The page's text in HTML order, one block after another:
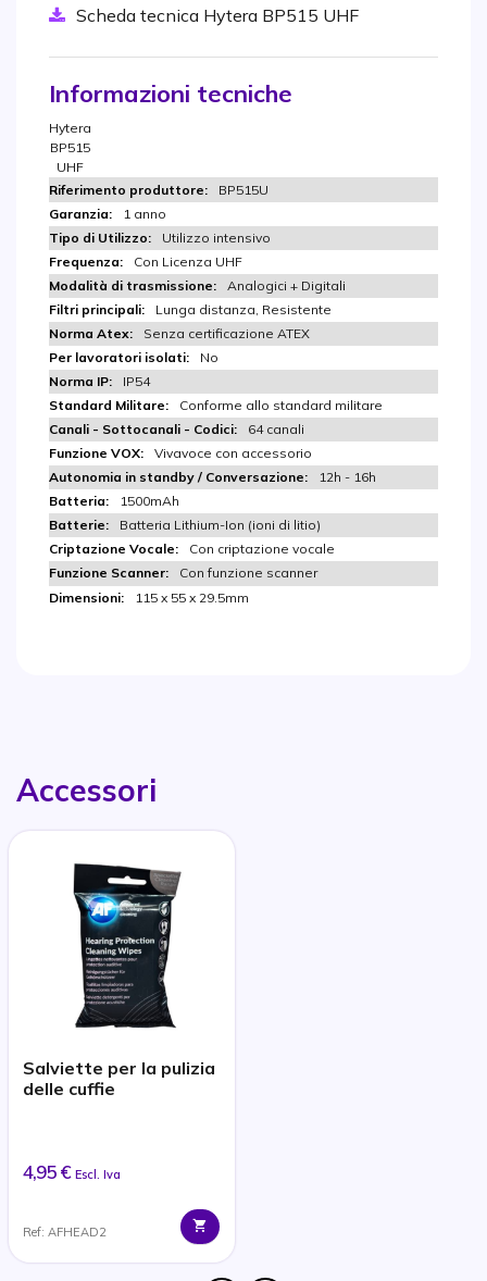
Scheda tecnica Hytera BP515 UHF
Informazioni tecniche
Hytera
BP515
UHF
BP515U
1 anno
Utilizzo intensivo
Con Licenza UHF
Analogici + Digitali
Lunga distanza, Resistente
Senza certificazione ATEX
No
IP54
Conforme allo standard militare
64 canali
Vivavoce con accessorio
12h - 16h
1500mAh
Batteria Lithium-Ion (ioni di litio)
Con criptazione vocale
Con funzione scanner
115 x 55 x 29.5mm
Accessori
Salviette per la pulizia
delle cuffie
4,95 € Escl. Iva
Ref: AFHEAD2